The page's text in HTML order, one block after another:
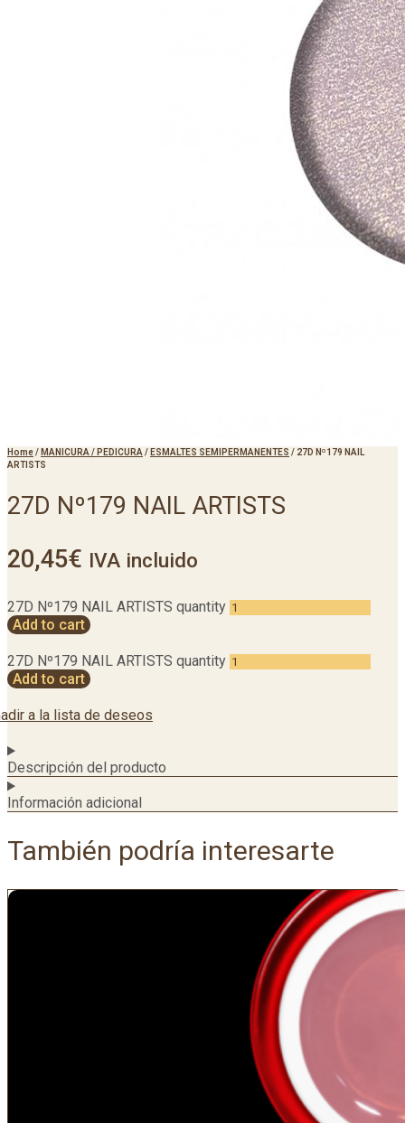
Home/ MANICURA / PEDICURA / ESMALTES SEMIPERMANENTES / 27D Nº179 NAIL
ARTISTS
27D Nº179 NAIL ARTISTS
20,45€ IVA incluido
27D Nº179 NAIL ARTISTS quantity
Add to cart
27D Nº179 NAIL ARTISTS quantity
Add to cart
a la lista de deseos
Descripción del producto
Información adicional
También podría interesarte